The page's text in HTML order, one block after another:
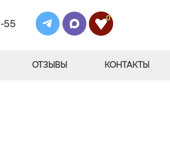
55
0
ОТЗЫВЫ КОНТАКТЫ